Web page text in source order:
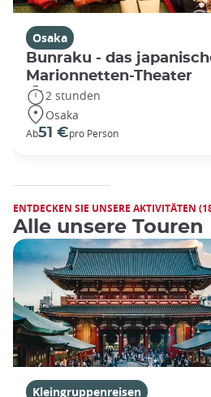
Osaka
Bunraku - das
Marionnetten-Theater
2 stunden
Osaka
Ab51 €pro Person
ENTDECKEN SIE UNSERE AKTIVITÄTEN
Alle unsere Touren
Kleingruppenreisen